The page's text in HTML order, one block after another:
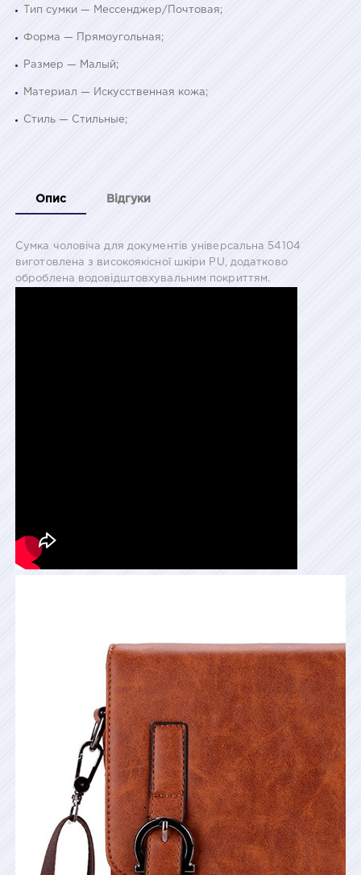
Тип сумки — Мессенджер/Почтовая;
Форма — Прямоугольная;
Размер — Малый;
Материал — Искусственная кожа;
Стиль — Стильные;
Опис Відгуки
Сумка чоловіча для документів універсальна 54104
виготовлена з високоякісної шкіри PU, додатково
оброблена водовідштовхувальним покриттям.